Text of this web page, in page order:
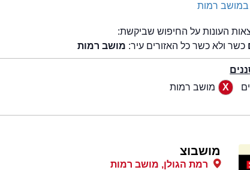
רמות
העונות על החיפוש שביקשת:
כשר ולא כשר כל האזורים עיר: מושב רמות
מושב רמות
מושבוצ
רמת הגולן, מושב רמות